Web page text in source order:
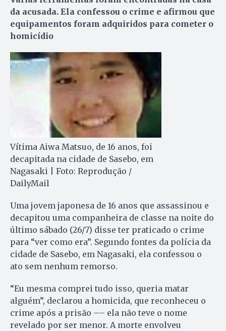
da acusada. Ela confessou o crime e afirmou que
equipamentos foram adquiridos para cometer o
homicídio
Vítima Aiwa Matsuo, de 16 anos, foi
decapitada na cidade de Sasebo, em
Nagasaki | Foto: Reprodução /
DailyMail
Uma jovem japonesa de 16 anos que assassinou e
decapitou uma companheira de classe na noite do
último sábado (26/7) disse ter praticado o crime
para “ver como era”. Segundo fontes da polícia da
cidade de Sasebo, em Nagasaki, ela confessou o
ato sem nenhum remorso.
“Eu mesma comprei tudo isso, queria matar
alguém”, declarou a homicida, que reconheceu o
crime após a prisão –– ela não teve o nome
revelado por ser menor. A morte envolveu